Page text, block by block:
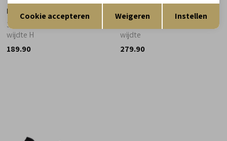
Hassia
300864 7502 Napoli goud -
wijdte H
189.90
Volare
wijdte
279.90
Terug Opslaan
Cookie accepteren Weigeren Instellen